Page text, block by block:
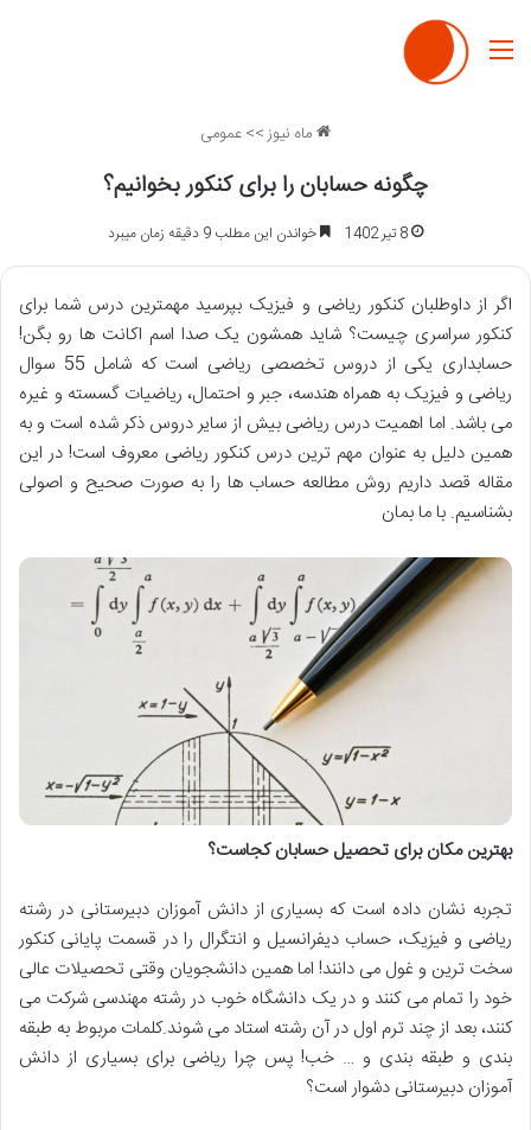
منو
ماه نیوز>>عمومی
چگونه حسابان را برای کنکور بخوانیم؟
8 تیر 1402 خواندن این مطلب 9 دقیقه زمان میبرد
اگر از داوطلبان کنکور ریاضی و فیزیک بپرسید مهمترین درس شما برای
کنکور سراسری چیست؟ شاید همشون یک صدا اسم اکانت ها رو بگن!
حسابداری یکی از دروس تخصصی ریاضی است که شامل 55 سوال
ریاضی و فیزیک به همراه هندسه، جبر و احتمال، ریاضیات گسسته و غیره
می باشد. اما اهمیت درس ریاضی بیش از سایر دروس ذکر شده است و به
همین دلیل به عنوان مهم ترین درس کنکور ریاضی معروف است! در این
مقاله قصد داریم روش مطالعه حساب ها را به صورت صحیح و اصولی
بشناسیم. با ما بمان
بهترین مکان برای تحصیل حسابان کجاست؟
تجربه نشان داده است که بسیاری از دانش آموزان دبیرستانی در رشته
ریاضی و فیزیک، حساب دیفرانسیل و انتگرال را در قسمت پایانی کنکور
سخت ترین و غول می دانند! اما همین دانشجویان وقتی تحصیلات عالی
خود را تمام می کنند و در یک دانشگاه خوب در رشته مهندسی شرکت می
کنند، بعد از چند ترم اول در آن رشته استاد می شوند.کلمات مربوط به طبقه
بندی و طبقه بندی و … خب! پس چرا ریاضی برای بسیاری از دانش
آموزان دبیرستانی دشوار است؟